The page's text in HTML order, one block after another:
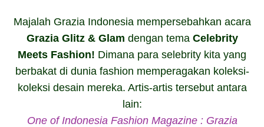
Majalah Grazia Indonesia mempersebahkan acara
Grazia Glitz & Glam dengan temaCelebrity
Meets Fashion! Dimana para selebrity kita yang
berbakat di dunia fashion memperagakan koleksi-
koleksi desain mereka. Artis-artis tersebut antara
lain:
One of Indonesia Fashion Magazine : Grazia